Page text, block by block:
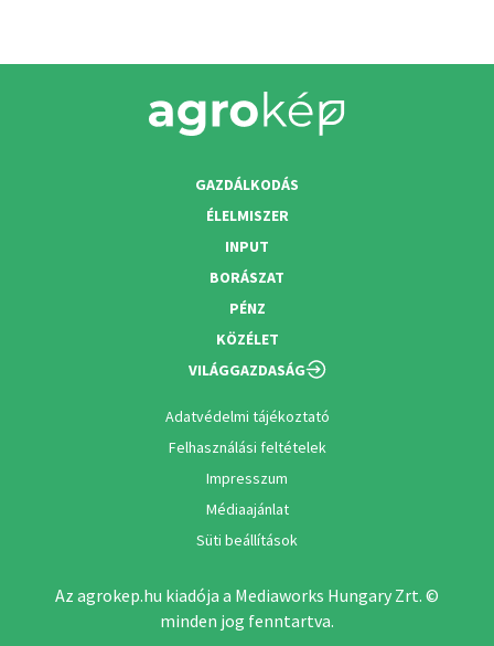
GAZDÁLKODÁS
ÉLELMISZER
INPUT
BORÁSZAT
PÉNZ
KÖZÉLET
VILÁGGAZDASÁG
Adatvédelmi tájékoztató
Felhasználási feltételek
Impresszum
Médiaajánlat
Süti beállítások
Az agrokep.hu kiadója a Mediaworks Hungary Zrt. ©
minden jog fenntartva.